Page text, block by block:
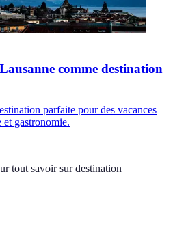
comme destination
parfaite pour des vacances
et gastronomie.
tout savoir sur destination